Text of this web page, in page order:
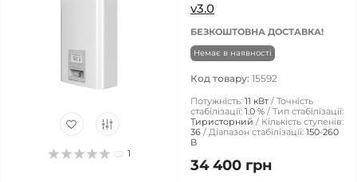
1
v3.0
БЕЗКОШТОВНА ДОСТАВКА!
Немає в наявності
Код товару: 15592
Потужність: 11 кВт
Точність
стабілізації: 1.0 %
Тип стабілізації:
Тиристорний
Кількість ступенів:
36
Діапазон стабілізації: 150-260
В
34 400 грн